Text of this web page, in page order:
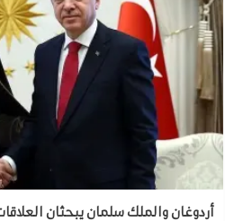
أردوغان والملك سلمان يبحثان